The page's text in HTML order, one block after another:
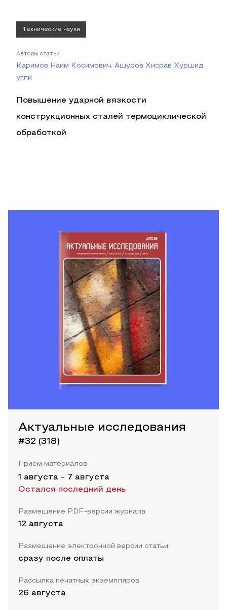
Технические науки
Авторы статьи
Каримов Наим Косимович, Ашуров Хисрав Хуршид
угли
Повышение ударной вязкости
конструкционных сталей термоциклической
обработкой
Актуальные исследования
#32 (318)
Прием материалов
1 августа - 7 августа
Остался последний день
Размещение PDF-версии журнала
12 августа
Размещение электронной версии статьи
сразу после оплаты
Рассылка печатных экземпляров
26 августа